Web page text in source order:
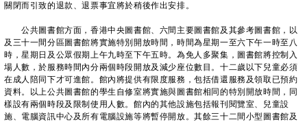
關閉而引致的退款、退票事宜將於稍後作出安排。
公共圖書館方面，香港中央圖書館、六間主要圖書館及其參考圖書館，以
及三十一間分區圖書館將實施特別開放時間，時間為星期一至六下午一時至八
時，星期日及公眾假期上午九時至下午五時。為免人多聚集，圖書館將控制入
場人數，於服務時間內分兩個時段開放及減少座位數目。十二歲以下兒童必須
在成人陪同下才可進館。館內將提供有限度服務，包括借還服務及領取已預約
資料。以上公共圖書館的學生自修室將實施與圖書館相同的特別開放時間，同
樣設有兩個時段及限制使用人數。館內的其他設施包括報刊閱覽室、兒童設
施、電腦資訊中心及所有電腦設施等將暫停開放。其餘三十二間小型圖書館及